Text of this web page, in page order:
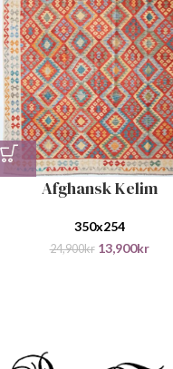
Afghansk Kelim
350x254
24,900kr 13,900kr